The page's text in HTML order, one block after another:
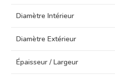
Diamètre Intérieur
Diamètre Extérieur
Épaisseur / Largeur